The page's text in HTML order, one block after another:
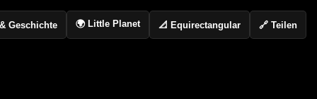
Geschichte 🌍 Little Planet 📐 Equirectangular 🔗 Teilen